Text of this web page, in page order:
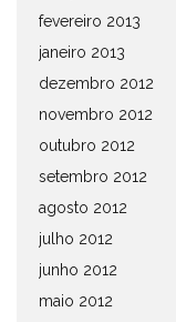
fevereiro 2013
janeiro 2013
dezembro 2012
novembro 2012
outubro 2012
setembro 2012
agosto 2012
julho 2012
junho 2012
maio 2012